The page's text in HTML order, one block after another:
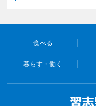
食べる
暮らす・働く